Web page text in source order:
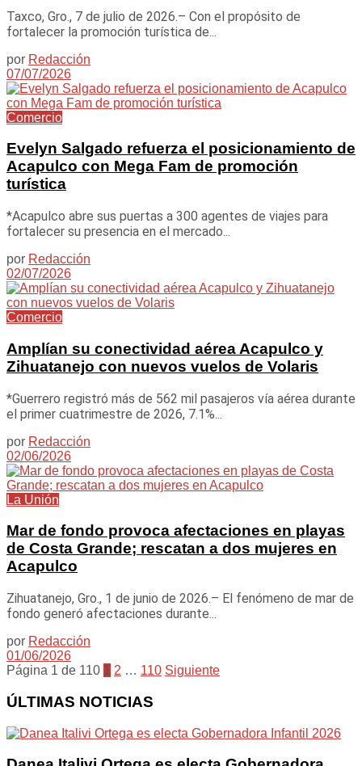
Taxco, Gro., 7 de julio de 2026.– Con el propósito de
fortalecer la promoción turística de...
por Redacción
07/07/2026
Comercio
Evelyn Salgado refuerza el posicionamiento de
Acapulco con Mega Fam de promoción
turística
*Acapulco abre sus puertas a 300 agentes de viajes para
fortalecer su presencia en el mercado...
por Redacción
02/07/2026
Comercio
Amplían su conectividad aérea Acapulco y
Zihuatanejo con nuevos vuelos de Volaris
*Guerrero registró más de 562 mil pasajeros vía aérea durante
el primer cuatrimestre de 2026, 7.1%...
por Redacción
02/06/2026
La Unión
Mar de fondo provoca afectaciones en playas
de Costa Grande; rescatan a dos mujeres en
Acapulco
Zihuatanejo, Gro., 1 de junio de 2026.– El fenómeno de mar de
fondo generó afectaciones durante...
por Redacción
01/06/2026
Página 1 de 110 1 2 … 110 Siguiente
ÚLTIMAS NOTICIAS